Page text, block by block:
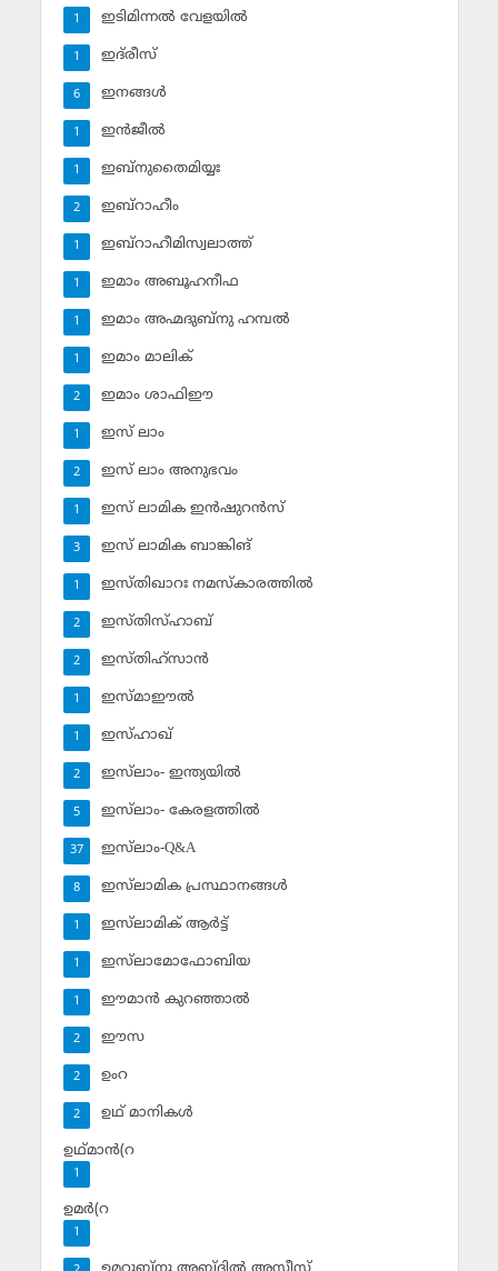
ഇടിമിന്നല്‍ വേളയില്‍
1
ഇദ്‌രീസ്‌
1
ഇനങ്ങള്‍
6
ഇന്‍ജീല്‍
1
ഇബ്‌നുതൈമിയ്യഃ
1
ഇബ്‌റാഹീം
2
ഇബ്‌റാഹീമിസ്വലാത്ത്
1
ഇമാം അബൂഹനീഫ
1
ഇമാം അഹ്മദുബ്‌നു ഹമ്പല്‍
1
ഇമാം മാലിക്
1
ഇമാം ശാഫിഈ
2
ഇസ് ലാം
1
ഇസ് ലാം അനുഭവം
2
ഇസ് ലാമിക ഇന്‍ഷുറന്‍സ്‌
1
ഇസ് ലാമിക ബാങ്കിങ്‌
3
ഇസ്തിഖാറഃ നമസ്‌കാരത്തില്‍
1
ഇസ്തിസ്ഹാബ്
2
ഇസ്തിഹ്‌സാന്‍
2
ഇസ്മാഈല്‍
1
ഇസ്ഹാഖ്‌
1
ഇസ്‌ലാം- ഇന്ത്യയില്‍
2
ഇസ്‌ലാം- കേരളത്തില്‍
5
ഇസ്‌ലാം-Q&A
37
ഇസ്‌ലാമിക പ്രസ്ഥാനങ്ങള്‍
8
ഇസ്‌ലാമിക് ആര്‍ട്ട്
1
ഇസ്‌ലാമോഫോബിയ
1
ഈമാന്‍ കുറഞ്ഞാല്‍
1
ഈസ
2
ഉംറ
2
ഉഥ് മാനികള്‍
2
ഉഥ്മാന്‍(റ
1
ഉമര്‍(റ
1